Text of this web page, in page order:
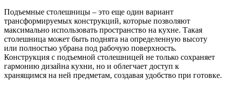
Подъемные столешницы – это еще один вариант
трансформируемых конструкций, которые позволяют
максимально использовать пространство на кухне. Такая
столешница может быть поднята на определенную высоту
или полностью убрана под рабочую поверхность.
Конструкция с подъемной столешницей не только сохраняет
гармонию дизайна кухни, но и облегчает доступ к
хранящимся на ней предметам, создавая удобство при готовке.